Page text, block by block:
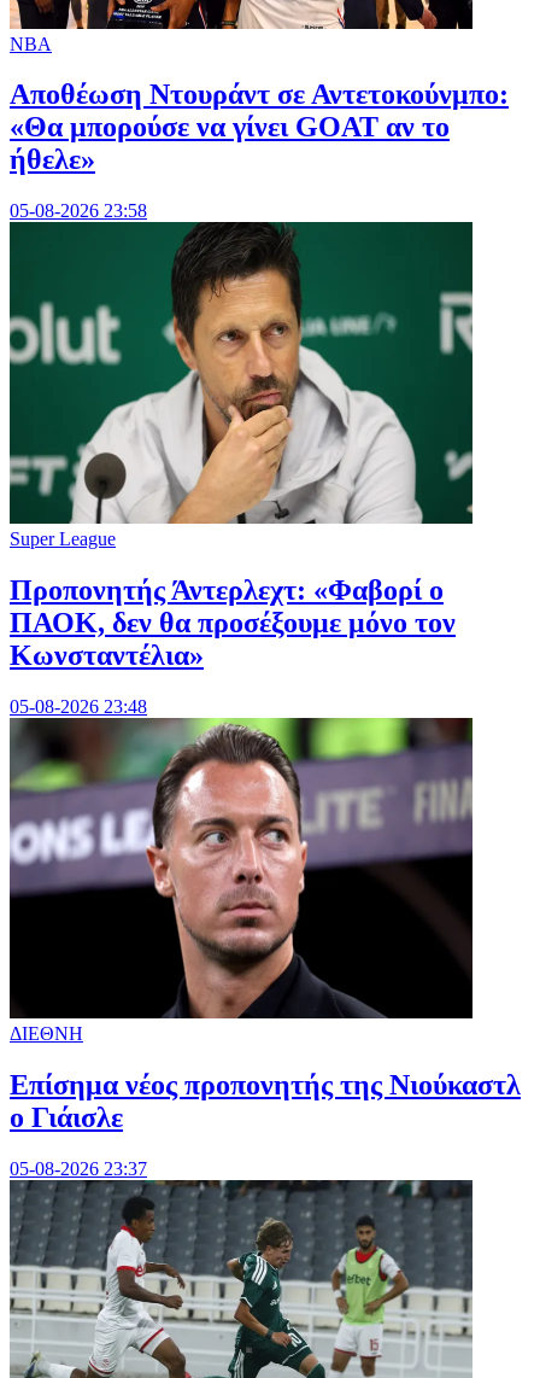
NBA
Αποθέωση Ντουράντ σε Αντετοκούνμπο:
«Θα μπορούσε να γίνει GOAT αν το
ήθελε»
05-08-2026 23:58
Super League
Προπονητής Άντερλεχτ: «Φαβορί ο
ΠΑΟΚ, δεν θα προσέξουμε μόνο τον
Κωνσταντέλια»
05-08-2026 23:48
ΔΙΕΘΝΗ
Επίσημα νέος προπονητής της Νιούκαστλ
ο Γιάισλε
05-08-2026 23:37